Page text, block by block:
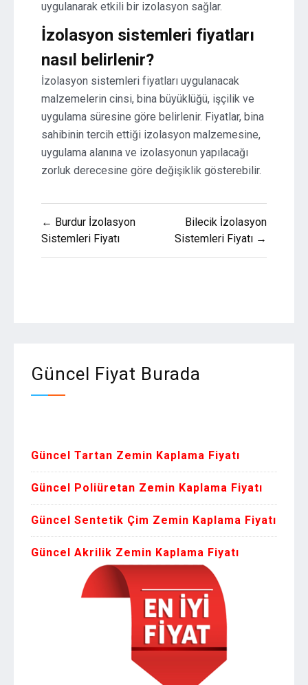
uygulanarak etkili bir izolasyon sağlar.
İzolasyon sistemleri fiyatları
nasıl belirlenir?
İzolasyon sistemleri fiyatları uygulanacak
malzemelerin cinsi, bina büyüklüğü, işçilik ve
uygulama süresine göre belirlenir. Fiyatlar, bina
sahibinin tercih ettiği izolasyon malzemesine,
uygulama alanına ve izolasyonun yapılacağı
zorluk derecesine göre değişiklik gösterebilir.
Yazı
gezinmesi
← Burdur İzolasyon
Sistemleri Fiyatı
Bilecik İzolasyon
Sistemleri Fiyatı →
Güncel Fiyat Burada
Güncel Tartan Zemin Kaplama Fiyatı
Güncel Poliüretan Zemin Kaplama Fiyatı
Güncel Sentetik Çim Zemin Kaplama Fiyatı
Güncel Akrilik Zemin Kaplama Fiyatı